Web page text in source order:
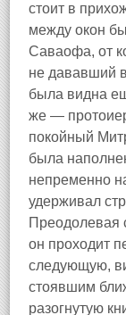
стоит в
между окон
Саваофа, от
не дававший
была видна
же —
покойный
была
непременно
удерживал
Преодолевая
он проходит
следующую,
стоявшим
разогнутую